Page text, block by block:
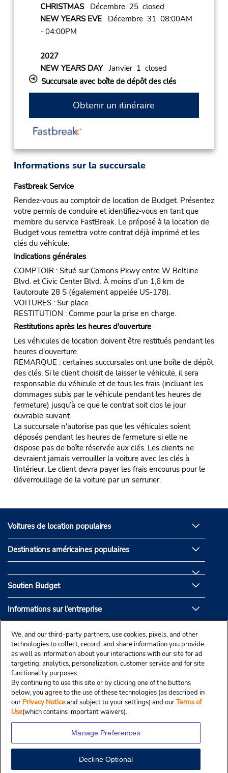
CHRISTMASDécembre 25 closed
NEW YEARS EVEDécembre 31 08:00AM
- 04:00PM
2027
NEW YEARS DAYJanvier 1 closed
Succursale avec boîte de dépôt des clés
Obtenir un itinéraire
Informations sur la succursale
Fastbreak Service
Rendez-vous au comptoir de location de Budget. Présentez
votre permis de conduire et identifiez-vous en tant que
membre du service FastBreak. Le préposé à la location de
Budget vous remettra votre contrat déjà imprimé et les
clés du véhicule.
Indications générales
COMPTOIR : Situé sur Comons Pkwy entre W Beltline
Blvd. et Civic Center Blvd. À moins d’un 1,6 km de
l’autoroute 28 S (également appelée US-178).
VOITURES : Sur place.
RESTITUTION : Comme pour la prise en charge.
Restitutions après les heures d'ouverture
Les véhicules de location doivent être restitués pendant les
heures d'ouverture.
REMARQUE : certaines succursales ont une boîte de dépôt
des clés. Si le client choisit de laisser le véhicule, il sera
responsable du véhicule et de tous les frais (incluant les
dommages subis par le véhicule pendant les heures de
fermeture) jusqu’à ce que le contrat soit clos le jour
ouvrable suivant.
La succursale n'autorise pas que les véhicules soient
déposés pendant les heures de fermeture si elle ne
dispose pas de boîte réservée aux clés. Les clients ne
devraient jamais verrouiller la voiture avec les clés à
l'intérieur. Le client devra payer les frais encourus pour le
déverrouillage de la voiture par un serrurier.
Voitures de location populaires
Destinations américaines populaires
Soutien Budget
Informations sur l'entreprise
Partenaires de Budget
We, and our third-party partners, use cookies, pixels, and other
technologies to collect, record, and share information you provide
as well as information about your interactions with our site for ad
targeting, analytics, personalization, customer service and for site
functionality purposes.
By continuing to use this site or by clicking one of the buttons
below, you agree to the use of these technologies (as described in
our Privacy Noticeand subject to your settings) and ourTerms of
Use(which contains important waivers).
Manage Preferences
Decline Optional